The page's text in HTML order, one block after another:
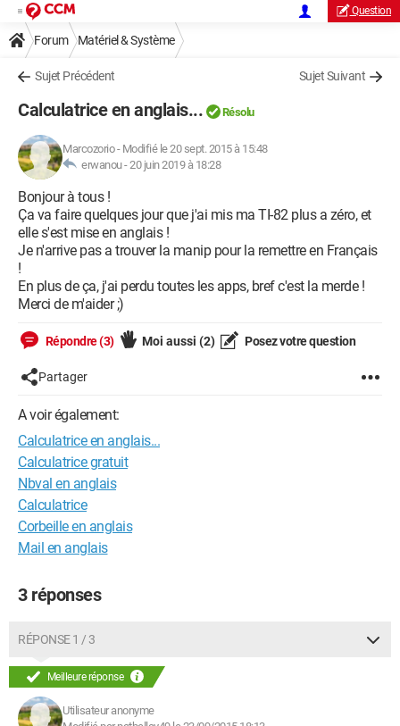
Question
Forum Matériel & Système
Sujet Précédent Sujet Suivant
Calculatrice en anglais... Résolu
Marcozorio- Modifié le 20 sept. 2015 à 15:48
erwanou -20 juin 2019 à 18:28
Bonjour à tous !
Ça va faire quelques jour que j'ai mis ma TI-82 plus a zéro, et
elle s'est mise en anglais !
Je n'arrive pas a trouver la manip pour la remettre en Français
!
En plus de ça, j'ai perdu toutes les apps, bref c'est la merde !
Merci de m'aider ;)
Répondre (3) Moi aussi (2) Posez votre question
Partager
A voir également:
Calculatrice en anglais...
Calculatrice gratuit
Nbval en anglais
Calculatrice
Corbeille en anglais
Mail en anglais
3 réponses
RÉPONSE 1 / 3
Meilleure réponse
Utilisateur anonyme